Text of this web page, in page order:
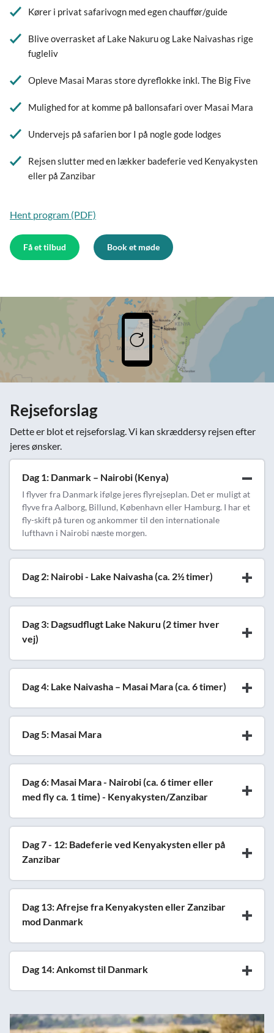
Kører i privat safarivogn med egen chauffør/guide
Blive overrasket af Lake Nakuru og Lake Naivashas rige
fugleliv
Opleve Masai Maras store dyreflokke inkl. The Big Five
Mulighed for at komme på ballonsafari over Masai Mara
Undervejs på safarien bor I på nogle gode lodges
Rejsen slutter med en lækker badeferie ved Kenyakysten
eller på Zanzibar
Hent program (PDF)
Få et tilbud Book et møde
Rejseforslag
Dette er blot et rejseforslag. Vi kan skræddersy rejsen efter
jeres ønsker.
Dag 1: Danmark – Nairobi (Kenya)
I flyver fra Danmark ifølge jeres flyrejseplan. Det er muligt at
flyve fra Aalborg, Billund, København eller Hamburg. I har et
fly-skift på turen og ankommer til den internationale
lufthavn i Nairobi næste morgen.
Dag 2: Nairobi - Lake Naivasha (ca. 2½ timer)
Dag 3: Dagsudflugt Lake Nakuru (2 timer hver
vej)
Dag 4: Lake Naivasha – Masai Mara (ca. 6 timer)
Dag 5: Masai Mara
Dag 6: Masai Mara - Nairobi (ca. 6 timer eller
med fly ca. 1 time) - Kenyakysten/Zanzibar
Dag 7 - 12: Badeferie ved Kenyakysten eller på
Zanzibar
Dag 13: Afrejse fra Kenyakysten eller Zanzibar
mod Danmark
Dag 14: Ankomst til Danmark